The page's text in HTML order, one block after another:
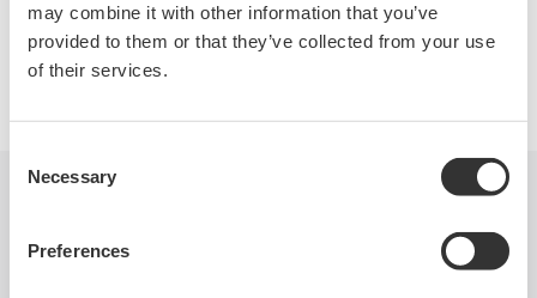
may combine it with other information that you’ve
provided to them or that they’ve collected from your use
of their services.
Selection
Necessary
Preferences
2019年4月28日に開催された、第7回多摩地域障害者雇用企業
ティーボール交流大会に於いて、Eブロックで準優勝しまし